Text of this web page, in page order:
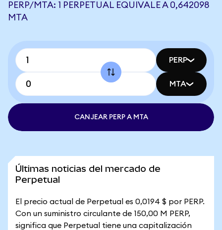
PERP/MTA: 1 PERPETUAL EQUIVALE A 0,642098
MTA
PERP
MTA
CANJEAR PERP A MTA
Últimas noticias del mercado de
Perpetual
El precio actual de Perpetual es 0,0194 $ por PERP.
Con un suministro circulante de 150,00 M PERP,
significa que Perpetual tiene una capitalización